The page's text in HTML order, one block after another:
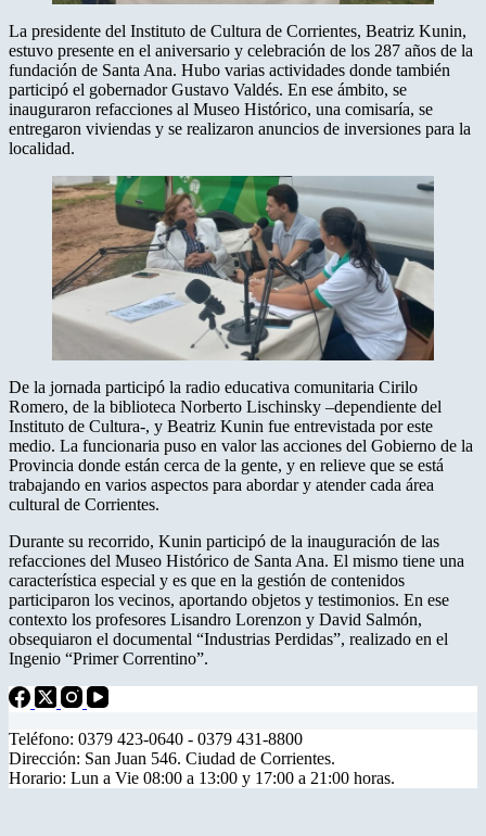
La presidente del Instituto de Cultura de Corrientes, Beatriz Kunin,
estuvo presente en el aniversario y celebración de los 287 años de la
fundación de Santa Ana. Hubo varias actividades donde también
participó el gobernador Gustavo Valdés. En ese ámbito, se
inauguraron refacciones al Museo Histórico, una comisaría, se
entregaron viviendas y se realizaron anuncios de inversiones para la
localidad.
De la jornada participó la radio educativa comunitaria Cirilo
Romero, de la biblioteca Norberto Lischinsky –dependiente del
Instituto de Cultura-, y Beatriz Kunin fue entrevistada por este
medio. La funcionaria puso en valor las acciones del Gobierno de la
Provincia donde están cerca de la gente, y en relieve que se está
trabajando en varios aspectos para abordar y atender cada área
cultural de Corrientes.
Durante su recorrido, Kunin participó de la inauguración de las
refacciones del Museo Histórico de Santa Ana. El mismo tiene una
característica especial y es que en la gestión de contenidos
participaron los vecinos, aportando objetos y testimonios. En ese
contexto los profesores Lisandro Lorenzon y David Salmón,
obsequiaron el documental “Industrias Perdidas”, realizado en el
Ingenio “Primer Correntino”.
Teléfono: 0379 423-0640 - 0379 431-8800
Dirección: San Juan 546. Ciudad de Corrientes.
Horario: Lun a Vie 08:00 a 13:00 y 17:00 a 21:00 horas.